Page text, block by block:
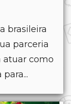
brasileira
parceria
atuar como